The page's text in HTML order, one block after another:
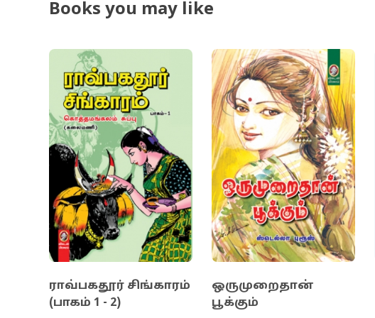
Books you may like
ராவ்பகதூர் சிங்காரம்
(பாகம் 1 - 2)
ஒருமுறைதான்
பூக்கும்